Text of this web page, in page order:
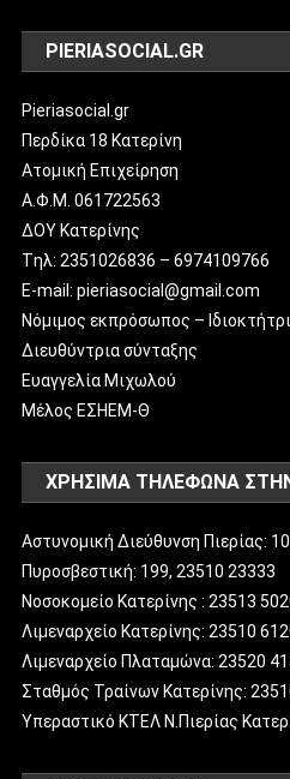
PIERIASOCIAL.GR
Pieriasocial.gr
Περδίκα 18 Κατερίνη
Ατομική Επιχείρηση
Α.Φ.Μ. 061722563
ΔΟΥ Κατερίνης
Tηλ: 2351026836 – 6974109766
E-mail: pieriasocial@gmail.com
Νόμιμος εκπρόσωπος –
Διευθύντρια σύνταξης
Ευαγγελία Μιχωλού
Μέλος ΕΣΗΕΜ-Θ
ΧΡΗΣΙΜΑ ΤΗΛΕΦΩΝΑ ΣΤΗΝ
Αστυνομική Διεύθυνση Πιερίας:
Πυροσβεστική: 199, 23510 23333
Νοσοκομείο Κατερίνης : 23513
Λιμεναρχείο Κατερίνης: 23510
Λιμεναρχείο Πλαταμώνα: 23520
Σταθμός Τραίνων Κατερίνης:
Υπεραστικό ΚΤΕΛ Ν.Πιερίας